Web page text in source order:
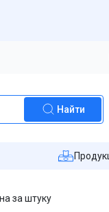
Найти
за штуку